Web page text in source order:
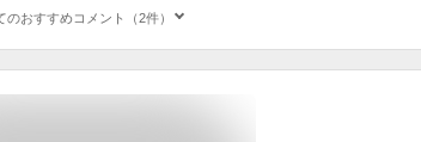
のおすすめコメント（2件）